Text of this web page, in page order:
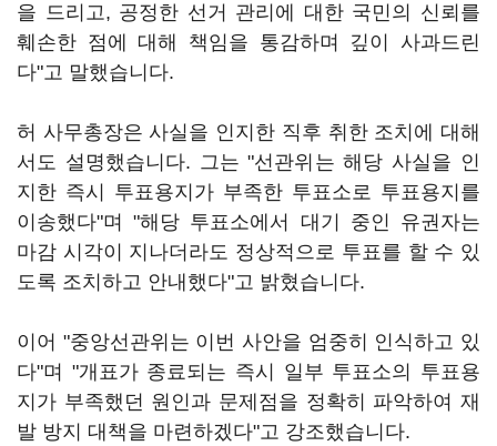
을 드리고, 공정한 선거 관리에 대한 국민의 신뢰를
훼손한 점에 대해 책임을 통감하며 깊이 사과드린
다"고 말했습니다.
허 사무총장은 사실을 인지한 직후 취한 조치에 대해
서도 설명했습니다. 그는 "선관위는 해당 사실을 인
지한 즉시 투표용지가 부족한 투표소로 투표용지를
이송했다"며 "해당 투표소에서 대기 중인 유권자는
마감 시각이 지나더라도 정상적으로 투표를 할 수 있
도록 조치하고 안내했다"고 밝혔습니다.
이어 "중앙선관위는 이번 사안을 엄중히 인식하고 있
다"며 "개표가 종료되는 즉시 일부 투표소의 투표용
지가 부족했던 원인과 문제점을 정확히 파악하여 재
발 방지 대책을 마련하겠다"고 강조했습니다.